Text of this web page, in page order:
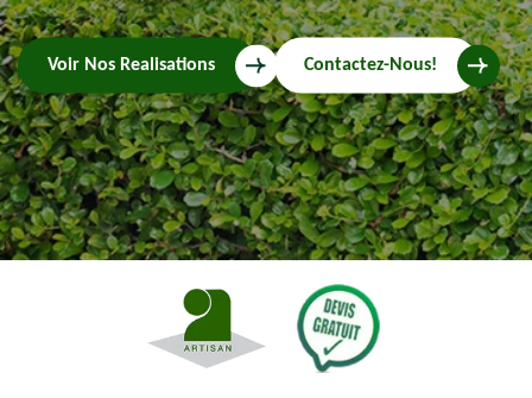
Voir Nos Realisations Contactez-Nous!